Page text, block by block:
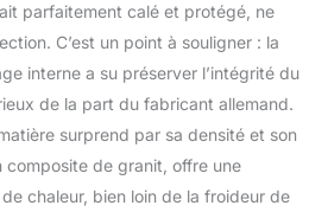
de granit, c'est-à-dire
particulièrement facile
d'entretien, résistant aux
rayures, à la chaleur et
aux acides, résistant à la
lumière et hygiénique
Pour armoires inférieures
de 45 cm de large -
parfaitement calé et protégé, ne
C’est un point à souligner : la
interne a su préserver l’intégrité du
de la part du fabricant allemand.
surprend par sa densité et son
composite de granit, offre une
chaleur, bien loin de la froideur de